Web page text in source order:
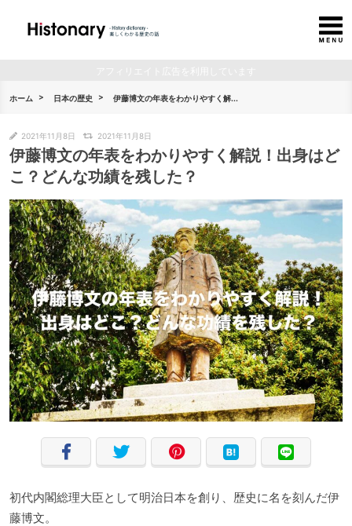
ホーム 日本の歴史 伊藤博文の年表をわかりやすく解...
2021年11月8日 2021年11月8日
伊藤博文の年表をわかりやすく解説！出身はど
こ？どんな功績を残した？
初代内閣総理大臣として明治日本を創り、歴史に名を刻んだ伊
藤博文。